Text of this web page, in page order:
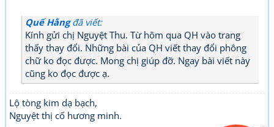
Quế Hằngđã viết:
Kính gửi chị Nguyệt Thu. Từ hôm qua QH vào trang
thấy thay đổi. Những bài của QH viết thay đổi phông
chữ ko đọc được. Mong chị giúp đỡ. Ngay bài viết này
cũng ko đọc được ạ.
Lộ tòng kim dạ bạch,
Nguyệt thị cố hương minh.